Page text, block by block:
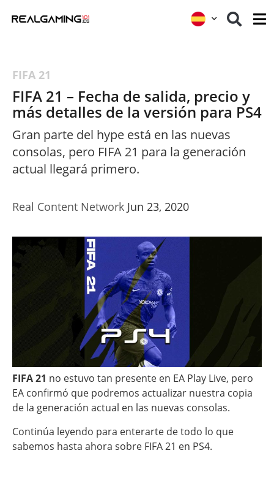
FIFA 21
FIFA 21 – Fecha de salida, precio y
más detalles de la versión para PS4
Gran parte del hype está en las nuevas
consolas, pero FIFA 21 para la generación
actual llegará primero.
Real Content Network Jun 23, 2020
FIFA 21 no estuvo tan presente en EA Play Live, pero
EA confirmó que podremos actualizar nuestra copia
de la generación actual en las nuevas consolas.
Continúa leyendo para enterarte de todo lo que
sabemos hasta ahora sobre FIFA 21 en PS4.